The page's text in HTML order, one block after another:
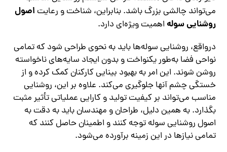
می‌تواند چالشی بزرگ باشد. بنابراین، شناخت و رعایتاصول
روشنایی سولهاهمیت ویژه‌ای دارد.
درواقع، روشنایی سوله‌ها باید به نحوی طراحی شود که تمامی
نواحی فضا به‌طور یکنواخت و بدون ایجاد سایه‌های ناخواسته
روشن شوند. این امر به بهبود بینایی کارکنان کمک کرده و از
خستگی چشم آنها جلوگیری می‌کند. علاوه بر این، روشنایی
مناسب می‌تواند بر کیفیت تولید و کارایی عملیاتی تأثیر مثبت
بگذارد. به همین دلیل، طراحان و مهندسان باید به دقت به
اصول روشنایی سوله توجه کنند و اطمینان حاصل کنند که
تمامی نیازها در این زمینه برآورده می‌شود.